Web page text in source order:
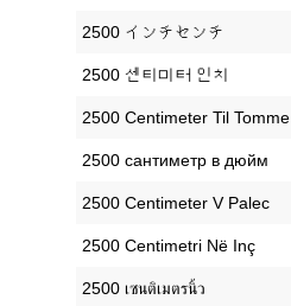
‎2500 インチセンチ
‎2500 센티미터 인치
‎2500 Centimeter Til Tomme
‎2500 сантиметр в дюйм
‎2500 Centimeter V Palec
‎2500 Centimetri Në Inç
‎2500 เซนติเมตรนิ้ว